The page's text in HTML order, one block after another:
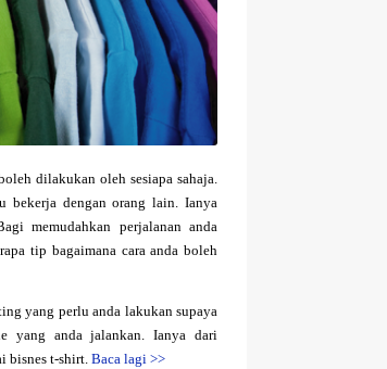
dilakukan oleh sesiapa sahaja.
bekerja dengan orang lain. Ianya
memudahkan perjalanan anda
tip bagaimana cara anda boleh
yang perlu anda lakukan supaya
yang anda jalankan. Ianya dari
bisnes t-shirt. Baca lagi >>